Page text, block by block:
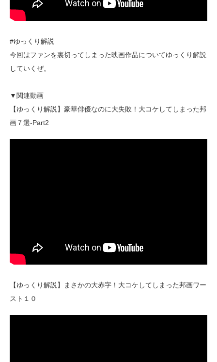
#ゆっくり解説
今回はファンを裏切ってしまった映画作品についてゆっくり解説
していくぜ。
▼関連動画
【ゆっくり解説】豪華俳優なのに大失敗！大コケしてしまった邦
画７選-Part2
【ゆっくり解説】まさかの大赤字！大コケしてしまった邦画ワー
スト１０